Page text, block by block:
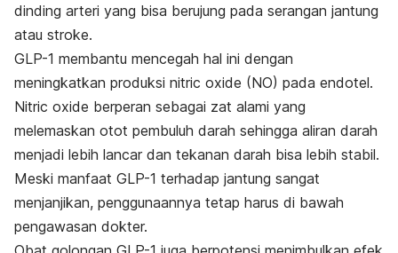
dinding arteri yang bisa berujung pada serangan jantung
atau stroke.
GLP-1 membantu mencegah hal ini dengan
meningkatkan produksi nitric oxide (NO) pada endotel.
Nitric oxide berperan sebagai zat alami yang
melemaskan otot pembuluh darah sehingga aliran darah
menjadi lebih lancar dan tekanan darah bisa lebih stabil.
Meski manfaat GLP-1 terhadap jantung sangat
menjanjikan, penggunaannya tetap harus di bawah
pengawasan dokter.